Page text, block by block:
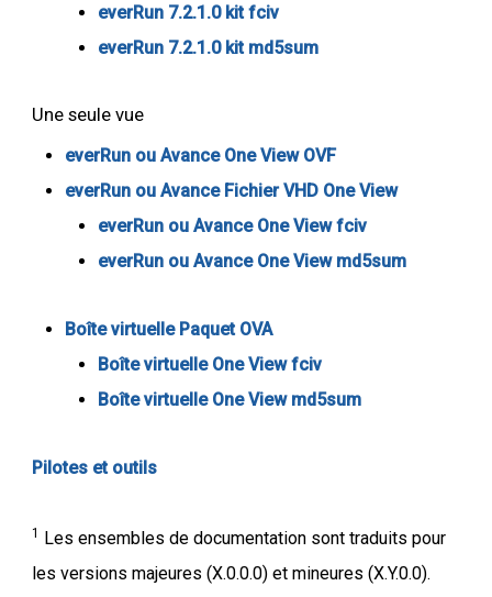
everRun 7.2.1.0 kit fciv
everRun 7.2.1.0 kit md5sum
Une seule vue
everRun ou Avance One View OVF
everRun ou Avance Fichier VHD One View
everRun ou Avance One View fciv
everRun ou Avance One View md5sum
Boîte virtuelle Paquet OVA
Boîte virtuelle One View fciv
Boîte virtuelle One View md5sum
Pilotes et outils
1 Les ensembles de documentation sont traduits pour
les versions majeures (X.0.0.0) et mineures (X.Y.0.0).